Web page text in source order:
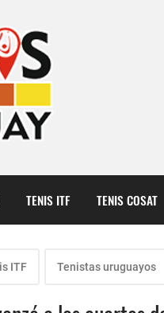
TENIS ITF TENIS COSAT
ITF Tenistas uruguayos